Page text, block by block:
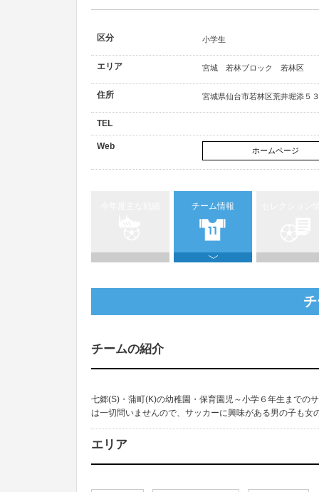
区分 小学生
エリア 宮城 若林ブロック 若林区
住所 宮城県仙台市若林区荒井堀添５
TEL
Web ホームページ
チーム情報
チームの紹介
七郷(S)・蒲町(K)の幼稚園・保育園児～小学６年生までの
は一切問いませんので、サッカーに興味がある男の子も女
エリア